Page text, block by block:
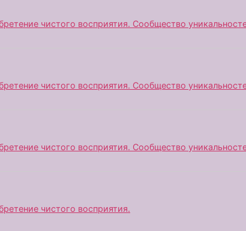
чистого восприятия. Сообщество
чистого восприятия. Сообщество
чистого восприятия. Сообщество
чистого восприятия.